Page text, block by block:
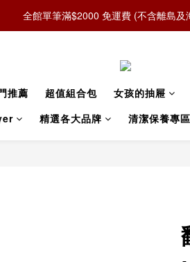
全館單筆滿$2000 免運費 (不含離島及
推薦 超值組合包 女孩的抽屜
精選各大品牌 清潔保養專區